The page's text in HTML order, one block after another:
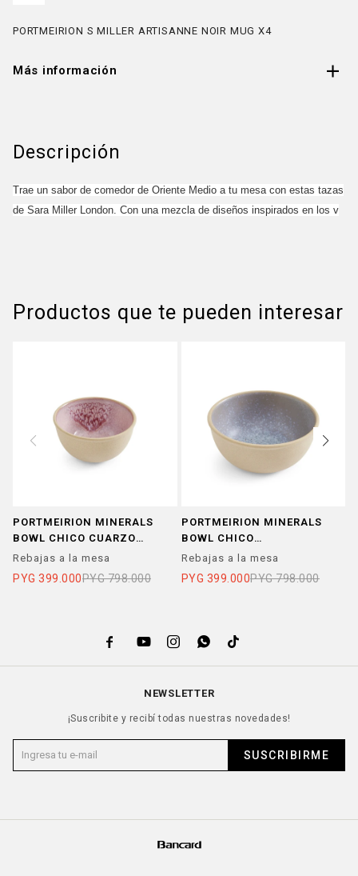
PORTMEIRION S MILLER ARTISANNE NOIR MUG X4
Más información
Descripción
Trae un sabor de comedor de Oriente Medio a tu mesa con estas tazas
de Sara Miller London. Con una mezcla de diseños inspirados en los v
Productos que te pueden interesar
PORTMEIRION MINERALS
BOWL CHICO CUARZO
ROSA SET X 4
Rebajas a la mesa
PYG 399.000PYG 798.000
PORTMEIRION MINERALS
BOWL CHICO
AQUAMARINE SET X 4
Rebajas a la mesa
PYG 399.000PYG 798.000
    
NEWSLETTER
¡Suscribite y recibí todas nuestras novedades!
SUSCRIBIRME